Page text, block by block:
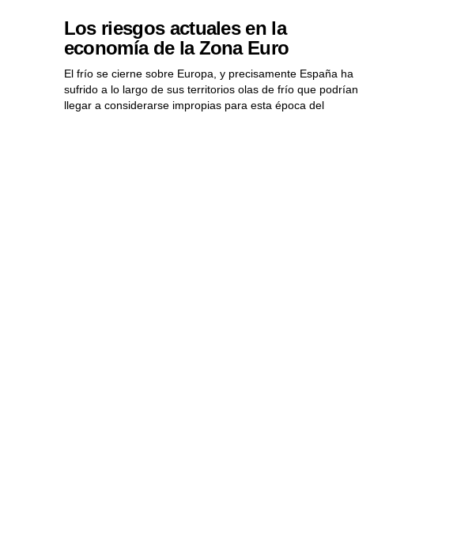
Los riesgos actuales en la
economía de la Zona Euro
El frío se cierne sobre Europa, y precisamente España ha
sufrido a lo largo de sus territorios olas de frío que podrían
llegar a considerarse impropias para esta época del